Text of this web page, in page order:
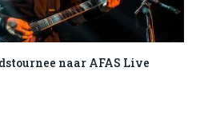
naar AFAS Live